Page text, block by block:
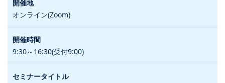
オンライン(Zoom)
9:30～16:30(受付9:00)